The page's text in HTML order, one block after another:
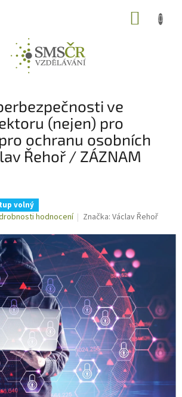
ve
(nejen) pro
ochranu osobních
Řehoř / ZÁZNAM
volný
hodnocení Značka:Václav Řehoř